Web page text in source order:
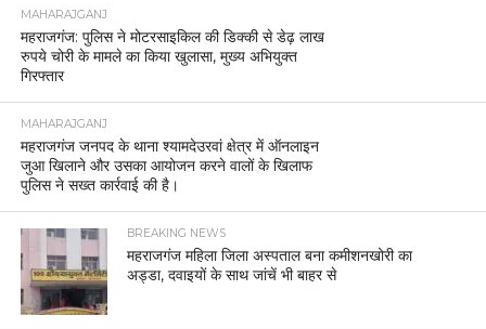
MAHARAJGANJ
महराजगंज: पुलिस ने मोटरसाइकिल की डिक्की से डेढ़ लाख
रुपये चोरी के मामले का किया खुलासा, मुख्य अभियुक्त
गिरफ्तार
MAHARAJGANJ
महराजगंज जनपद के थाना श्यामदेउरवां क्षेत्र में ऑनलाइन
जुआ खिलाने और उसका आयोजन करने वालों के खिलाफ
पुलिस ने सख्त कार्रवाई की है।
BREAKING NEWS
महराजगंज महिला जिला अस्पताल बना कमीशनखोरी का
अड्डा, दवाइयों के साथ जांचें भी बाहर से